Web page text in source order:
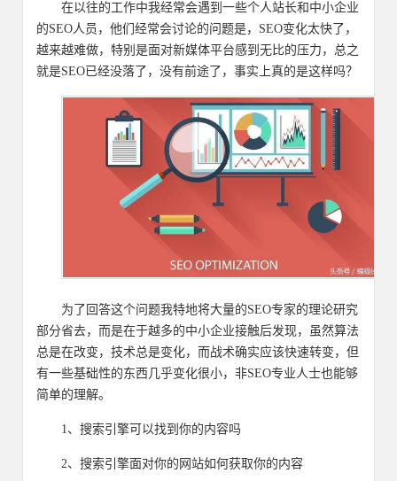
在以往的工作中我经常会遇到一些个人站长和中小企业
的SEO人员，他们经常会讨论的问题是，SEO变化太快了，
越来越难做，特别是面对新媒体平台感到无比的压力，总之
就是SEO已经没落了，没有前途了，事实上真的是这样吗？
为了回答这个问题我特地将大量的SEO专家的理论研究
部分省去，而是在于越多的中小企业接触后发现，虽然算法
总是在改变，技术总是变化，而战术确实应该快速转变，但
有一些基础性的东西几乎变化很小，非SEO专业人士也能够
简单的理解。
1、搜索引擎可以找到你的内容吗
2、搜索引擎面对你的网站如何获取你的内容